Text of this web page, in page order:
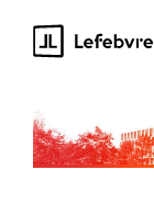
springen